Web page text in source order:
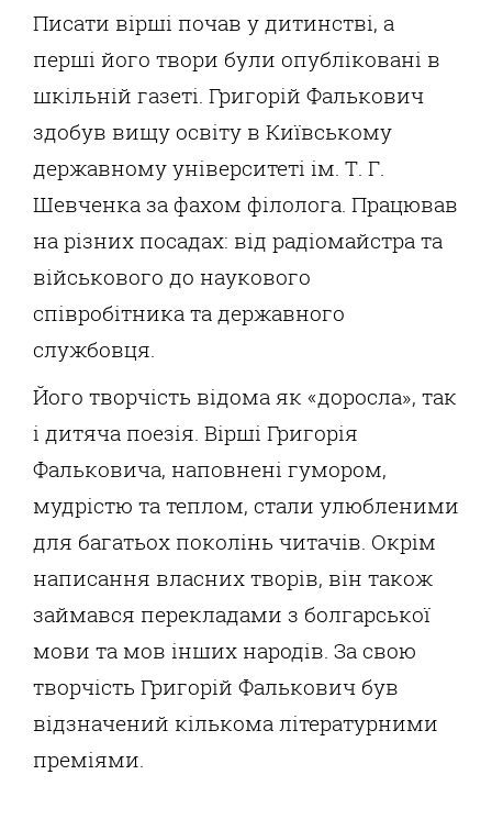
Писати вірші почав у дитинстві, а
перші його твори були опубліковані в
шкільній газеті. Григорій Фалькович
здобув вищу освіту в Київському
державному університеті ім. Т. Г.
Шевченка за фахом філолога. Працював
на різних посадах: від радіомайстра та
військового до наукового
співробітника та державного
службовця.
Його творчість відома як «доросла», так
і дитяча поезія. Вірші Григорія
Фальковича, наповнені гумором,
мудрістю та теплом, стали улюбленими
для багатьох поколінь читачів. Окрім
написання власних творів, він також
займався перекладами з болгарської
мови та мов інших народів. За свою
творчість Григорій Фалькович був
відзначений кількома літературними
преміями.